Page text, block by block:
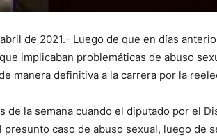
de 2021.- Luego de que en días
implicaban problemáticas de abuso
manera definitiva a la carrera por la
de la semana cuando el diputado por el
presunto caso de abuso sexual, luego de